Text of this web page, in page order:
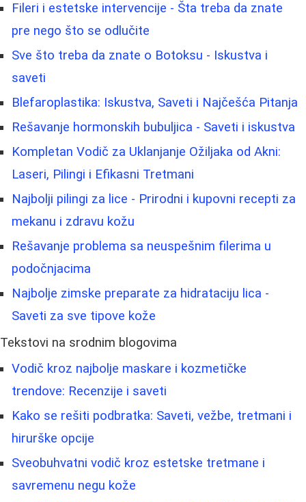
Fileri i estetske intervencije - Šta treba da znate
pre nego što se odlučite
Sve što treba da znate o Botoksu - Iskustva i
saveti
Blefaroplastika: Iskustva, Saveti i Najčešća Pitanja
Rešavanje hormonskih bubuljica - Saveti i iskustva
Kompletan Vodič za Uklanjanje Ožiljaka od Akni:
Laseri, Pilingi i Efikasni Tretmani
Najbolji pilingi za lice - Prirodni i kupovni recepti za
mekanu i zdravu kožu
Rešavanje problema sa neuspešnim filerima u
podočnjacima
Najbolje zimske preparate za hidrataciju lica -
Saveti za sve tipove kože
Tekstovi na srodnim blogovima
Vodič kroz najbolje maskare i kozmetičke
trendove: Recenzije i saveti
Kako se rešiti podbratka: Saveti, vežbe, tretmani i
hirurške opcije
Sveobuhvatni vodič kroz estetske tretmane i
savremenu negu kože